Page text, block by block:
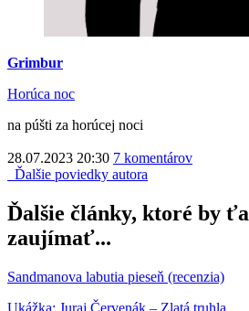
Grimbur
Horúca noc
na púšti za horúcej noci
28.07.2023 20:30 7 komentárov
Ďalšie poviedky autora
Ďalšie články, ktoré by
zaujímať...
Sandmanova labutia pieseň (recenzia)
Ukážka: Juraj Červenák – Zlatá truhla